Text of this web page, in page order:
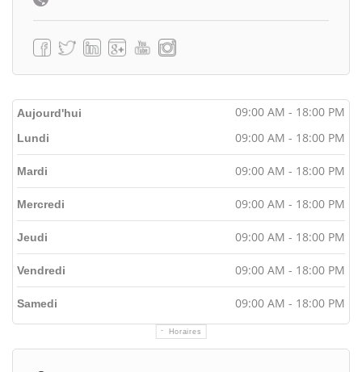
Aujourd'hui 09:00 AM - 18:00 PM
Horaires
Lundi 09:00 AM - 18:00 PM
Mardi 09:00 AM - 18:00 PM
Mercredi 09:00 AM - 18:00 PM
Jeudi 09:00 AM - 18:00 PM
Vendredi 09:00 AM - 18:00 PM
Samedi 09:00 AM - 18:00 PM